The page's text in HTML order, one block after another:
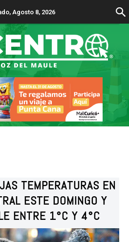
Agosto 8, 2026
TEMPERATURAS EN
ESTE DOMINGO Y
ENTRE 1°C Y 4°C